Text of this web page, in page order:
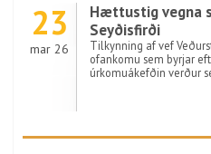
23
mar 26
Hættustig vegna
Seyðisfirði
Tilkynning af vef
ofankomu sem byrjar
úrkomuákefðin verður